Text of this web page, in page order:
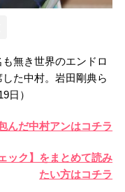
無き世界のエンドロ
た中村。岩田剛典ら
日）
んだ中村アンはコチラ
ック】をまとめて読み
たい方はコチラ